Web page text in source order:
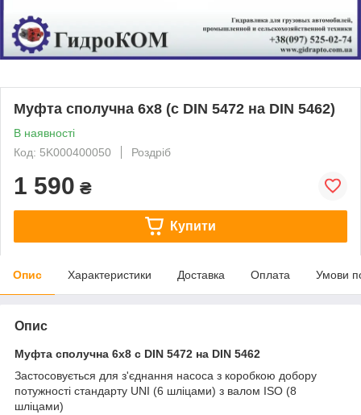
Муфта сполучна 6x8 (c DIN 5472 на DIN 5462)
В наявності
Код: 5K000400050
Роздріб
1 590 ₴
Купити
Опис Характеристики Доставка Оплата Умови
Опис
Муфта сполучна 6x8 c DIN 5472 на DIN 5462
Застосовується для з'єднання насоса з коробкою добору
потужності стандарту UNI (6 шліцами) з валом ISO (8
шліцами)